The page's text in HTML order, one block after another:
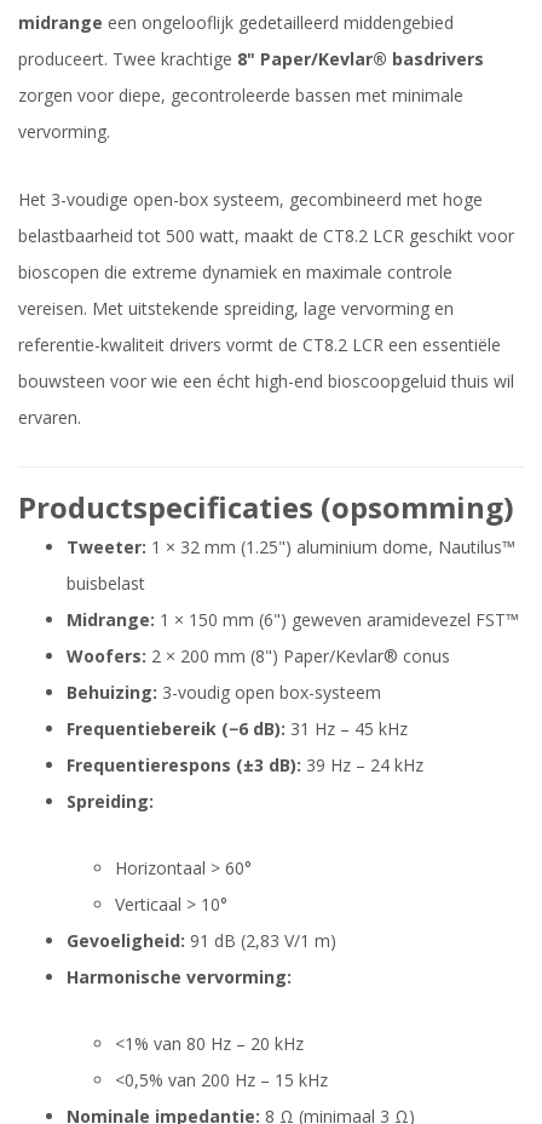
midrange een ongelooflijk gedetailleerd middengebied
produceert. Twee krachtige 8" Paper/Kevlar® basdrivers
zorgen voor diepe, gecontroleerde bassen met minimale
vervorming.
Het 3-voudige open-box systeem, gecombineerd met hoge
belastbaarheid tot 500 watt, maakt de CT8.2 LCR geschikt voor
bioscopen die extreme dynamiek en maximale controle
vereisen. Met uitstekende spreiding, lage vervorming en
referentie-kwaliteit drivers vormt de CT8.2 LCR een essentiële
bouwsteen voor wie een écht high-end bioscoopgeluid thuis wil
ervaren.
Productspecificaties (opsomming)
Tweeter: 1 × 32 mm (1.25") aluminium dome, Nautilus™
buisbelast
Midrange: 1 × 150 mm (6") geweven aramidevezel FST™
Woofers: 2 × 200 mm (8") Paper/Kevlar® conus
Behuizing: 3-voudig open box-systeem
Frequentiebereik (−6 dB): 31 Hz – 45 kHz
Frequentierespons (±3 dB): 39 Hz – 24 kHz
Spreiding:
Horizontaal > 60°
Verticaal > 10°
Gevoeligheid: 91 dB (2,83 V/1 m)
Harmonische vervorming:
<1% van 80 Hz – 20 kHz
<0,5% van 200 Hz – 15 kHz
Nominale impedantie: 8 Ω (minimaal 3 Ω)